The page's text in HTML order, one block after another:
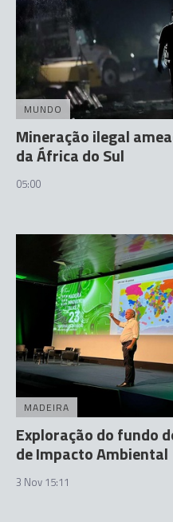
MUNDO
Mineração ilegal
da África do Sul
05:00
MADEIRA
Exploração do fundo
de Impacto Ambiental
3 Nov 15:11